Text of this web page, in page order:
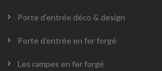
Porte d’entrée déco & design
Porte d’entrée en fer forgé
Les rampes en fer forgé